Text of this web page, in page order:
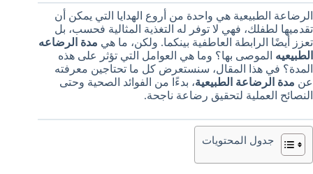
الرضاعة الطبيعية هي واحدة من أروع الهدايا التي يمكن أن
تقدميها لطفلك، فهي لا توفر له التغذية المثالية فحسب، بل
تعزز أيضًا الرابطة العاطفية بينكما. ولكن، ما هي مدة الرضاعه
الطبيعيه الموصى بها؟ وما هي العوامل التي تؤثر على هذه
المدة؟ في هذا المقال، سنستعرض كل ما تحتاجين معرفته
عن مدة الرضاعة الطبيعية، بدءًا من الفوائد الصحية وحتى
النصائح العملية لتحقيق رضاعة ناجحة.
جدول المحتويات